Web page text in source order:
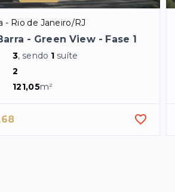
- Rio de Janeiro/RJ
- Green View - Fase 1
3, sendo 1 suíte
2
121,05m²